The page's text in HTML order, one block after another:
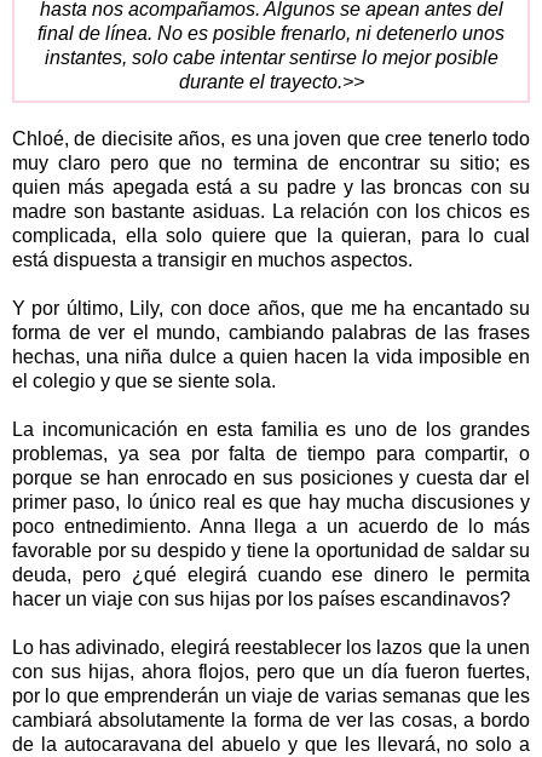
hasta nos acompañamos. Algunos se apean antes del
final de línea. No es posible frenarlo, ni detenerlo unos
instantes, solo cabe intentar sentirse lo mejor posible
durante el trayecto.>>
Chloé, de diecisite años, es una joven que cree tenerlo todo
muy claro pero que no termina de encontrar su sitio; es
quien más apegada está a su padre y las broncas con su
madre son bastante asiduas. La relación con los chicos es
complicada, ella solo quiere que la quieran, para lo cual
está dispuesta a transigir en muchos aspectos.
Y por último, Lily, con doce años, que me ha encantado su
forma de ver el mundo, cambiando palabras de las frases
hechas, una niña dulce a quien hacen la vida imposible en
el colegio y que se siente sola.
La incomunicación en esta familia es uno de los grandes
problemas, ya sea por falta de tiempo para compartir, o
porque se han enrocado en sus posiciones y cuesta dar el
primer paso, lo único real es que hay mucha discusiones y
poco entnedimiento. Anna llega a un acuerdo de lo más
favorable por su despido y tiene la oportunidad de saldar su
deuda, pero ¿qué elegirá cuando ese dinero le permita
hacer un viaje con sus hijas por los países escandinavos?
Lo has adivinado, elegirá reestablecer los lazos que la unen
con sus hijas, ahora flojos, pero que un día fueron fuertes,
por lo que emprenderán un viaje de varias semanas que les
cambiará absolutamente la forma de ver las cosas, a bordo
de la autocaravana del abuelo y que les llevará, no solo a